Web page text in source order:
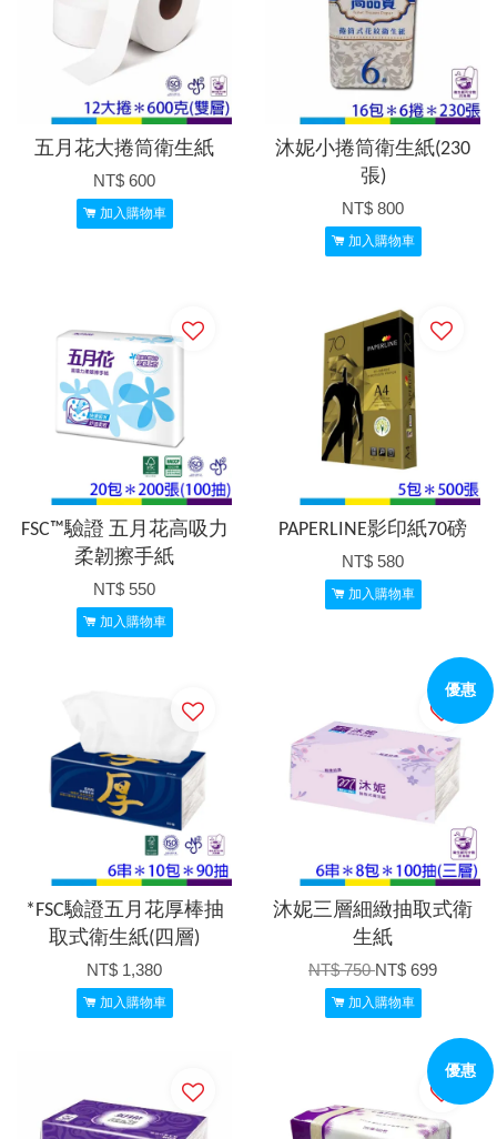
五月花大捲筒衛生紙
NT$ 600
加入購物車
沐妮小捲筒衛生紙(230
張)
NT$ 800
加入購物車
FSC™驗證 五月花高吸力
柔韌擦手紙
NT$ 550
加入購物車
PAPERLINE影印紙70磅
NT$ 580
加入購物車
*FSC驗證五月花厚棒抽
取式衛生紙(四層)
NT$ 1,380
加入購物車
優惠
沐妮三層細緻抽取式衛
生紙
NT$ 750NT$ 699
加入購物車
優惠